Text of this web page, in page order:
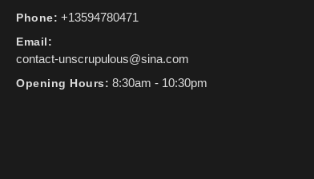
Phone: +13594780471
Email:
contact-unscrupulous@sina.com
Opening Hours: 8:30am - 10:30pm